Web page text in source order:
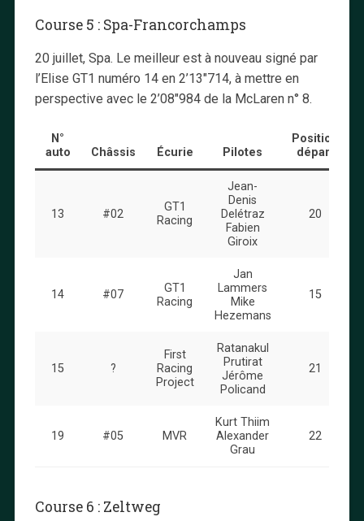
Course 5 : Spa-Francorchamps
20 juillet, Spa. Le meilleur est à nouveau signé par
l’Elise GT1 numéro 14 en 2’13″714, à mettre en
perspective avec le 2’08″984 de la McLaren n° 8.
N°
auto
Châssis Écurie Pilotes
Position
départ
13 #02
GT1
Racing
Jean-
Denis
Delétraz
Fabien
Giroix
20
14 #07
GT1
Racing
Jan
Lammers
Mike
Hezemans
15
15 ?
First
Racing
Project
Ratanakul
Prutirat
Jérôme
Policand
21
19 #05 MVR
Kurt Thiim
Alexander
Grau
22
Course 6 : Zeltweg